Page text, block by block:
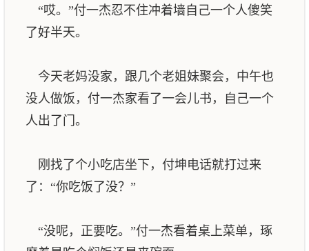
“哎。”付一杰忍不住冲着墙自己一个人傻笑
了好半天。
今天老妈没家，跟几个老姐妹聚会，中午也
没人做饭，付一杰家看了一会儿书，自己一个
人出了门。
刚找了个小吃店坐下，付坤电话就打过来
了：“你吃饭了没？”
“没呢，正要吃。”付一杰看着桌上菜单，琢